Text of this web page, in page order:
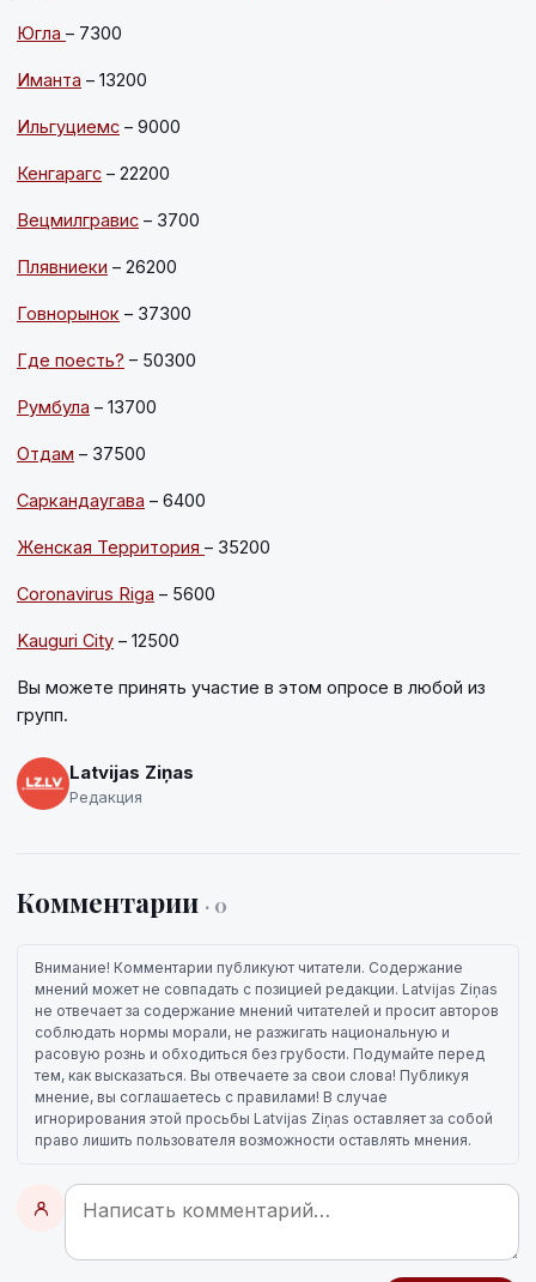
Югла – 7300
Иманта – 13200
Ильгуциемс – 9000
Кенгарагс – 22200
Вецмилгравис – 3700
Плявниеки – 26200
Говнорынок – 37300
Где поесть? – 50300
Румбула – 13700
Отдам – 37500
Саркандаугава – 6400
Женская Территория – 35200
Coronavirus Riga – 5600
Kauguri City – 12500
Вы можете принять участие в этом опросе в любой из
групп.
Latvijas Ziņas
Редакция
Комментарии · 0
Внимание! Комментарии публикуют читатели. Содержание
мнений может не совпадать с позицией редакции. Latvijas Ziņas
не отвечает за содержание мнений читателей и просит авторов
соблюдать нормы морали, не разжигать национальную и
расовую рознь и обходиться без грубости. Подумайте перед
тем, как высказаться. Вы отвечаете за свои слова! Публикуя
мнение, вы соглашаетесь с правилами! В случае
игнорирования этой просьбы Latvijas Ziņas оставляет за собой
право лишить пользователя возможности оставлять мнения.